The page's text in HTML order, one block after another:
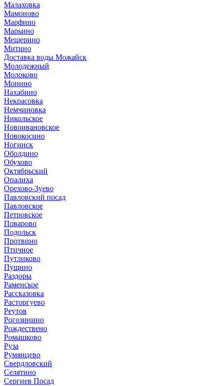
Малаховка
Мамоново
Марфино
Марьино
Мещерино
Митино
Доставка воды Можайск
Молодежный
Молоково
Монино
Нахабино
Некрасовка
Немчиновка
Никольское
Новоивановское
Новокосино
Ногинск
Оболдино
Обухово
Октябрьский
Опалиха
Орехово-Зуево
Павловский посад
Павловское
Петровское
Поварово
Подольск
Протвино
Птичное
Путликово
Пущино
Раздоры
Раменское
Рассказовка
Расторгуево
Реутов
Рогозинино
Рождествено
Ромашково
Руза
Румянцево
Свердловский
Селятино
Сергиев Посад